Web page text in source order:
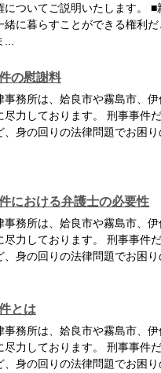
についてご説明いたします。 ■
緒に暮らすことができる権利
の慰謝料
事務所は、姶良市や霧島市、
尽力しております。 刑事事件だ
、身の回りの法律問題でお困
における弁護士の必要性
事務所は、姶良市や霧島市、
尽力しております。 刑事事件だ
、身の回りの法律問題でお困
とは
事務所は、姶良市や霧島市、
尽力しております。 刑事事件だ
、身の回りの法律問題でお困